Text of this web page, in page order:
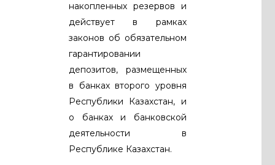
накопленных резервов и
действует в рамках
законов об обязательном
гарантировании
депозитов, размещенных
в банках второго уровня
Республики Казахстан, и
о банках и банковской
деятельности в
Республике Казахстан.